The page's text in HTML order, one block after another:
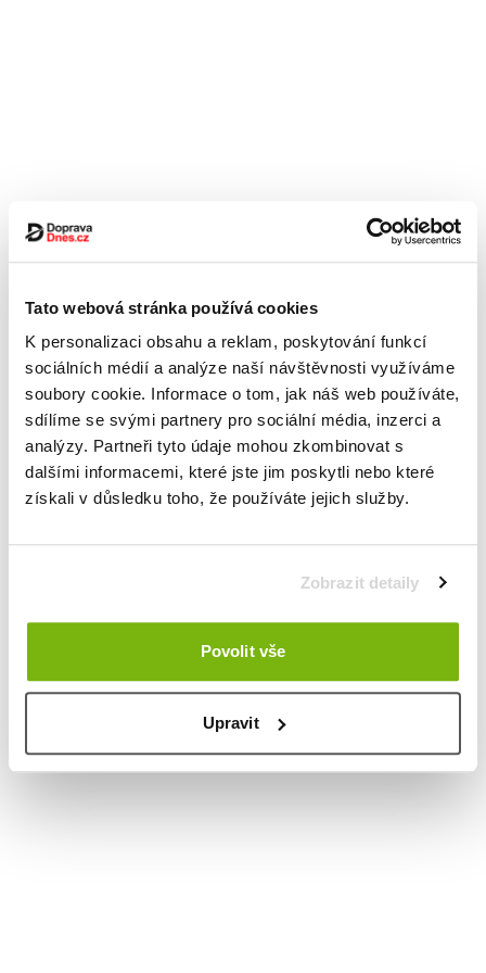
Tato webová stránka používá cookies
K personalizaci obsahu a reklam, poskytování funkcí
sociálních médií a analýze naší návštěvnosti využíváme
soubory cookie. Informace o tom, jak náš web používáte,
sdílíme se svými partnery pro sociální média, inzerci a
analýzy. Partneři tyto údaje mohou zkombinovat s
dalšími informacemi, které jste jim poskytli nebo které
získali v důsledku toho, že používáte jejich služby.
Zobrazit detaily
Povolit vše
Upravit